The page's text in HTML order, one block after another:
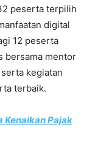
peserta terpilih
digital
12 peserta
bersama mentor
kegiatan
terbaik.
Kenaikan Pajak